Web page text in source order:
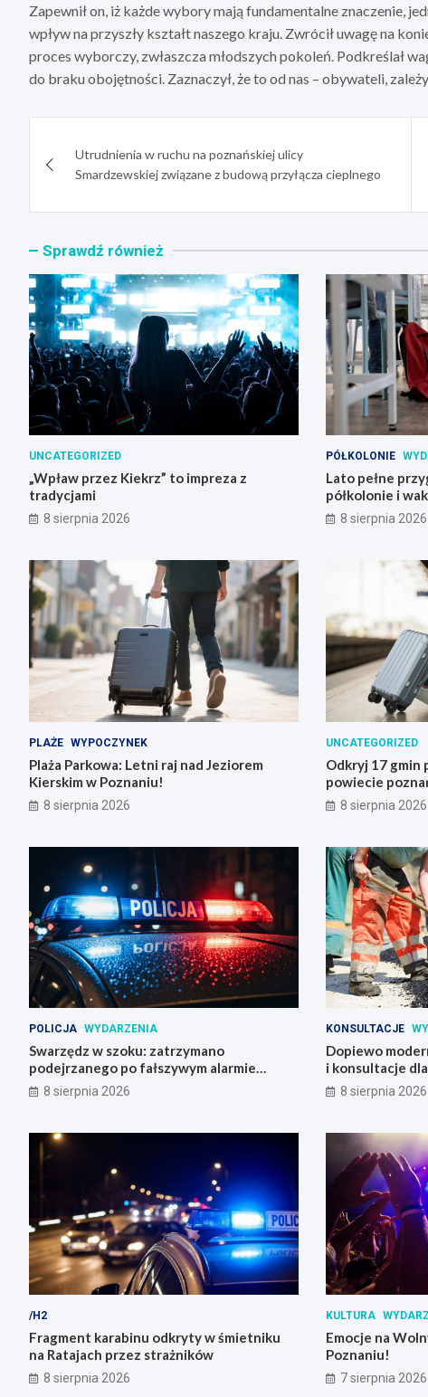
Zapewnił on, iż każde wybory mają fundamentalne znaczenie,
wpływ na przyszły kształt naszego kraju. Zwrócił uwagę na
proces wyborczy, zwłaszcza młodszych pokoleń. Podkreślał
do braku obojętności. Zaznaczył, że to od nas – obywateli,
wpisuUtrudnienia w ruchu na poznańskiej ulicy
Smardzewskiej związane z budową przyłącza cieplnego
Sprawdź również
UNCATEGORIZED
„Wpław przez Kiekrz” to impreza z
tradycjami
8 sierpnia 2026
PÓŁKOLONIE
Lato pełne
półkolonie i
8 sierpnia 2026
PLAŻE WYPOCZYNEK
Plaża Parkowa: Letni raj nad Jeziorem
Kierskim w Poznaniu!
8 sierpnia 2026
UNCATEGORIZED
Odkryj 17 gmin
powiecie
8 sierpnia 2026
POLICJA WYDARZENIA
Swarzędz w szoku: zatrzymano
podejrzanego po fałszywym alarmie
bombowym na stacji benzynowej
8 sierpnia 2026
KONSULTACJE
Dopiewo
i konsultacje
8 sierpnia 2026
/H2
Fragment karabinu odkryty w śmietniku
na Ratajach przez strażników
8 sierpnia 2026
KULTURA
Emocje na
Poznaniu!
7 sierpnia 2026